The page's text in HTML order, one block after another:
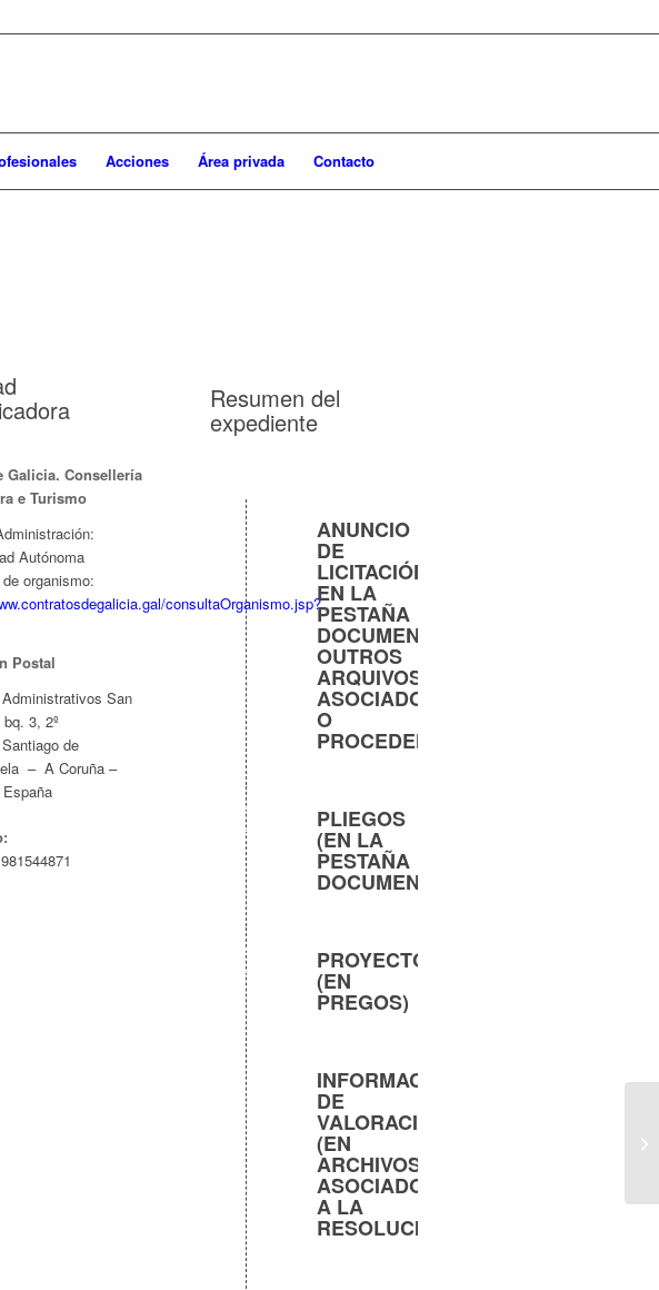
Acciones Área privada Contacto
Galicia. Consellería
e Turismo
Autónoma
organismo:
consultaOrganismo.jsp?
Postal
San
3, 2º
de
– A Coruña –
Resumen del
expediente
ANUNCIO
DE
LICITACIÓN.
EN LA
PESTAÑA
DOCUMENTOS.
OUTROS
ARQUIVOS
ASOCIADOS
O
PROCEDEMENTO
PLIEGOS
(EN LA
PESTAÑA
DOCUMENTOS)
PROYECTO
(EN
PREGOS)
INFORMACIÓN
DE
VALORACIONES
(EN
ARCHIVOS
ASOCIADOS
A LA
RESOLUCIÓN)